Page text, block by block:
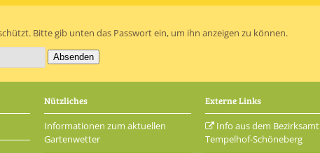
Bitte gib unten das Passwort ein, um ihn anzeigen zu können.
Nützliches
Informationen zum aktuellen
Gartenwetter
Externe Links
Info aus dem Bezirksamt
Tempelhof-Schöneberg